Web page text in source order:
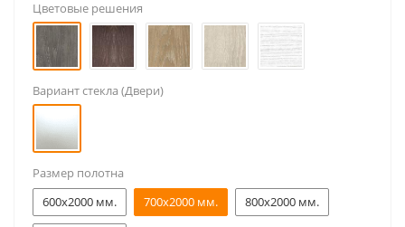
Цветовые решения
Вариант стекла (Двери)
Размер полотна
600x2000 мм.
700x2000 мм. 800x2000 мм.